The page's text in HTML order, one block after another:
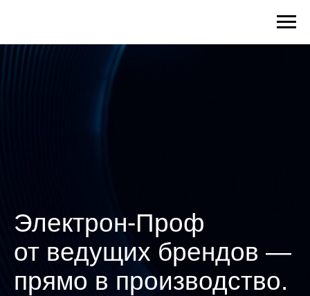
Электрон-Проф
от ведущих брендов —
прямо в производство.